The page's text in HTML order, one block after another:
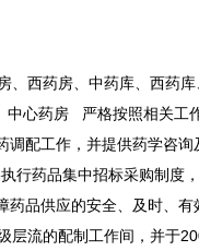
西药房、中药库、西药库
中心药房 严格按照相关工
调配工作，并提供药学咨询
行药品集中招标采购制度
药品供应的安全、及时、有
流的配制工作间，并于